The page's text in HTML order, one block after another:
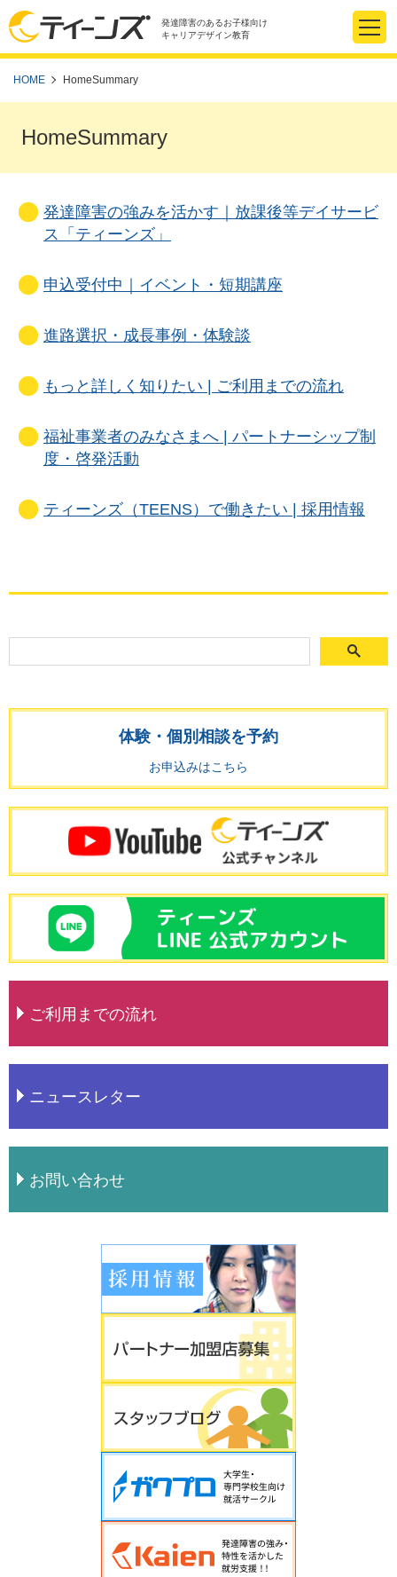
発達障害のあるお子様向け
キャリアデザイン教育
HOME HomeSummary
HomeSummary
発達障害の強みを活かす｜放課後等デイサービ
ス「ティーンズ」
申込受付中｜イベント・短期講座
進路選択・成長事例・体験談
もっと詳しく知りたい | ご利用までの流れ
福祉事業者のみなさまへ | パートナーシップ制
度・啓発活動
ティーンズ（TEENS）で働きたい | 採用情報
体験・個別相談を予約
お申込みはこちら
ご利用までの流れ
ニュースレター
お問い合わせ